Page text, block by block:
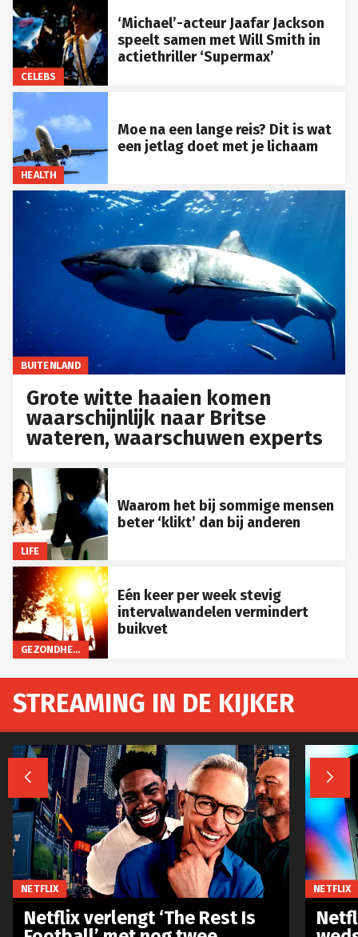
CELEBS
‘Michael’-acteur Jaafar Jackson
speelt samen met Will Smith in
actiethriller ‘Supermax’
HEALTH
Moe na een lange reis? Dit is wat
een jetlag doet met je lichaam
BUITENLAND
Grote witte haaien komen
waarschijnlijk naar Britse
wateren, waarschuwen experts
LIFE
Waarom het bij sommige mensen
beter ‘klikt’ dan bij anderen
GEZONDHEID
Eén keer per week stevig
intervalwandelen vermindert
buikvet
STREAMING IN DE KIJKER
 
NETFLIX
Netflix verlengt ‘The Rest Is
NETFLIX